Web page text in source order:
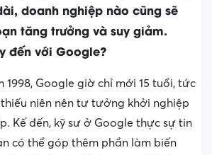
doanh nghiệp nào cũng sẽ
tăng trưởng và suy giảm.
đến với Google?
1998, Google giờ chỉ mới 15 tuổi, tức
niên nên tư tưởng khởi nghiệp
Kế đến, kỹ sư ở Google thực sự tin
có thể góp thêm phần làm biến